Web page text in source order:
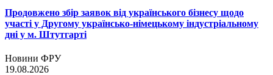
Продовжено збір заявок від українського бізнесу щодо
участі у Другому українсько-німецькому індустріальному
дні у м. Штутгарті
Новини ФРУ
19.08.2026